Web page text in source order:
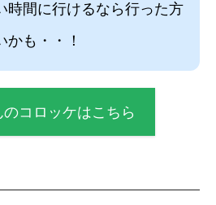
時間に行けるなら行った方
かも・・！
コロッケはこちら